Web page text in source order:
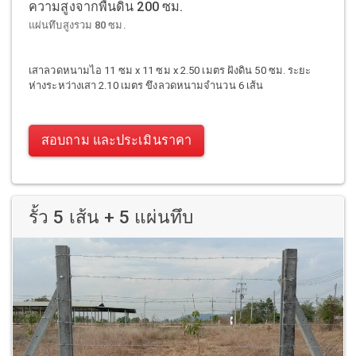
ความสูงจากพื้นดิน 200 ซม.
แผ่นทึบสูงรวม 80 ซม.
เสาลวดหนามไอ 11 ซม x 11 ซม x 2.50 เมตร ฝังดิน 50 ซม. ระยะ
ห่างระหว่างเสา 2.10 เมตร ขึงลวดหนามจำนวน 6 เส้น
สอบถาม และประเมินราคา
รั้ว 5 เส้น + 5 แผ่นทึบ